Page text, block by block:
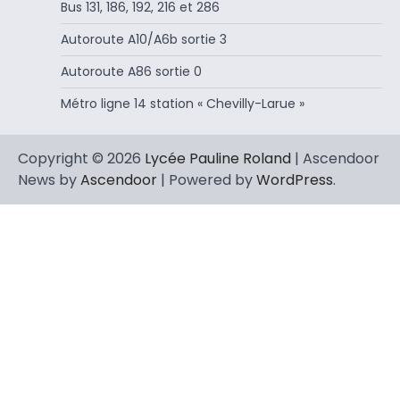
Bus 131, 186, 192, 216 et 286
Autoroute A10/A6b sortie 3
Autoroute A86 sortie 0
Métro ligne 14 station « Chevilly-Larue »
Copyright © 2026 Lycée Pauline Roland | Ascendoor
News byAscendoor | Powered byWordPress.